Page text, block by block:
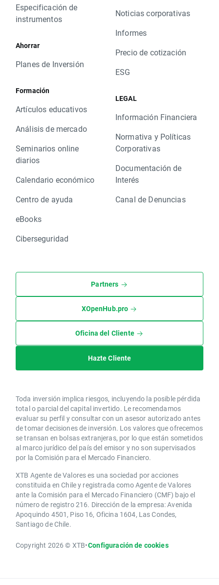
Especificación de
instrumentos
Ahorrar
Planes de Inversión
Formación
Artículos educativos
Análisis de mercado
Seminarios online
diarios
Calendario económico
Centro de ayuda
eBooks
Ciberseguridad
Noticias corporativas
Informes
Precio de cotización
ESG
LEGAL
Información Financiera
Normativa y Políticas
Corporativas
Documentación de
Interés
Canal de Denuncias
Partners
XOpenHub.pro
Oficina del Cliente
Hazte Cliente
Toda inversión implica riesgos, incluyendo la posible pérdida
total o parcial del capital invertido. Le recomendamos
evaluar su perfil y consultar con un asesor autorizado antes
de tomar decisiones de inversión. Los valores que ofrecemos
se transan en bolsas extranjeras, por lo que están sometidos
al marco jurídico del país del emisor y no son supervisados
por la Comisión para el Mercado Financiero.
XTB Agente de Valores es una sociedad por acciones
constituida en Chile y registrada como Agente de Valores
ante la Comisión para el Mercado Financiero (CMF) bajo el
número de registro 216. Dirección de la empresa: Avenida
Apoquindo 4501, Piso 16, Oficina 1604, Las Condes,
Santiago de Chile.
Copyright 2026 © XTB•Configuración de cookies